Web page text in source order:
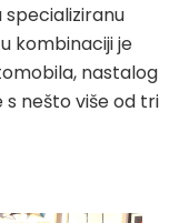
specializiranu
kombinaciji je
nastalog
s nešto više od tri